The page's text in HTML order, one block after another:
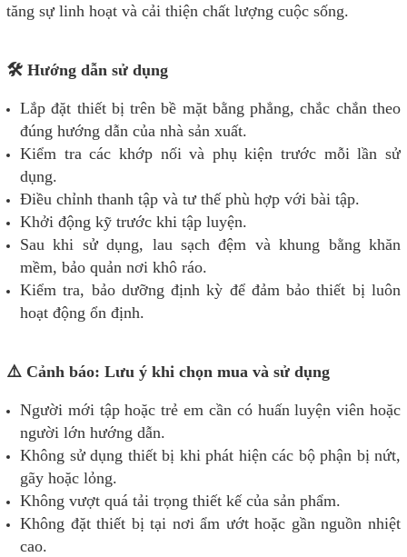
tăng sự linh hoạt và cải thiện chất lượng cuộc sống.
🛠️ Hướng dẫn sử dụng
Lắp đặt thiết bị trên bề mặt bằng phẳng, chắc chắn theo
đúng hướng dẫn của nhà sản xuất.
Kiểm tra các khớp nối và phụ kiện trước mỗi lần sử
dụng.
Điều chỉnh thanh tập và tư thế phù hợp với bài tập.
Khởi động kỹ trước khi tập luyện.
Sau khi sử dụng, lau sạch đệm và khung bằng khăn
mềm, bảo quản nơi khô ráo.
Kiểm tra, bảo dưỡng định kỳ để đảm bảo thiết bị luôn
hoạt động ổn định.
⚠️ Cảnh báo: Lưu ý khi chọn mua và sử dụng
Người mới tập hoặc trẻ em cần có huấn luyện viên hoặc
người lớn hướng dẫn.
Không sử dụng thiết bị khi phát hiện các bộ phận bị nứt,
gãy hoặc lỏng.
Không vượt quá tải trọng thiết kế của sản phẩm.
Không đặt thiết bị tại nơi ẩm ướt hoặc gần nguồn nhiệt
cao.